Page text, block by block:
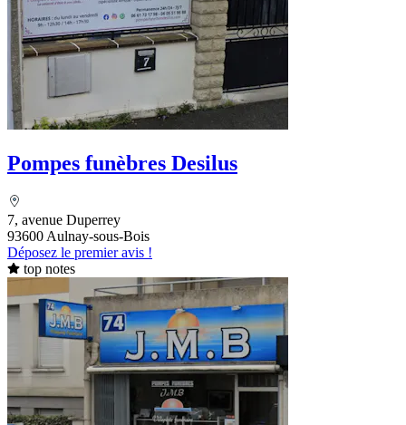
Pompes funèbres Desilus
7, avenue Duperrey
93600 Aulnay-sous-Bois
Déposez le premier avis !
top notes